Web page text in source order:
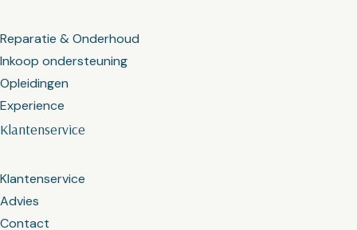
Klantenservice
Klantenservice
Advies
Contact
Reparatie & Onderhoud
Inkoop ondersteuning
Opleidingen
Experience